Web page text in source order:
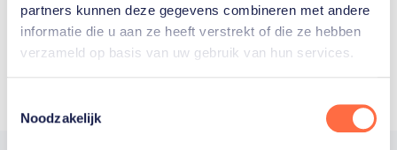
partners kunnen deze gegevens combineren met andere
informatie die u aan ze heeft verstrekt of die ze hebben
verzameld op basis van uw gebruik van hun services.
Noodzakelijk